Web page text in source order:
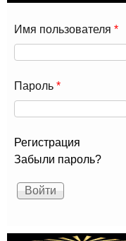
Имя пользователя *
Пароль *
Регистрация
Забыли пароль?